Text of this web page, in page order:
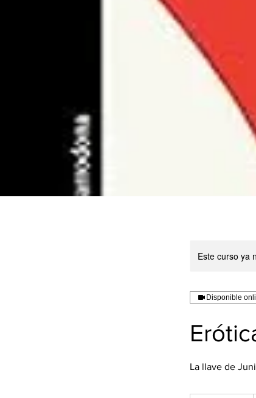
Este curso ya
Disponible
La llave de